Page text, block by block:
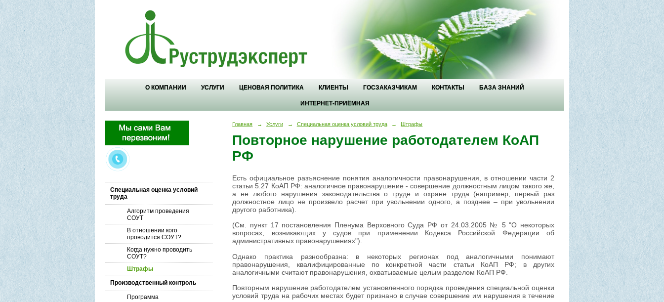
О КОМПАНИИ УСЛУГИ ЦЕНОВАЯ ПОЛИТИКА КЛИЕНТЫ ГОСЗАКАЗЧИКАМ КОНТАКТЫ БАЗА ЗНАНИЙ
ИНТЕРНЕТ-ПРИЁМНАЯ
Специальная оценка условий
труда
Алгоритм проведения
СОУТ
В отношении кого
проводится СОУТ?
Когда нужно проводить
СОУТ?
Штрафы
Производственный контроль
Программа
Главная → Услуги → Специальная оценка условий труда → Штрафы
Повторное нарушение работодателем КоАП
РФ
Есть официальное разъяснение понятия аналогичности правонарушения, в отношении части 2
статьи 5.27 КоАП РФ: аналогичное правонарушение - совершение должностным лицом такого же,
а не любого нарушения законодательства о труде и охране труда (например, первый раз
должностное лицо не произвело расчет при увольнении одного, а позднее – при увольнении
другого работника).
(См. пункт 17 постановления Пленума Верховного Суда РФ от 24.03.2005 № 5 "О некоторых
вопросах, возникающих у судов при применении Кодекса Российской Федерации об
административных правонарушениях").
Однако практика разнообразна: в некоторых регионах под аналогичными понимают
правонарушения, квалифицированные по конкретной части статьи КоАП РФ; в других
аналогичными считают правонарушения, охватываемые целым разделом КоАП РФ.
Повторным нарушение работодателем установленного порядка проведения специальной оценки
условий труда на рабочих местах будет признано в случае совершение им нарушения в течение